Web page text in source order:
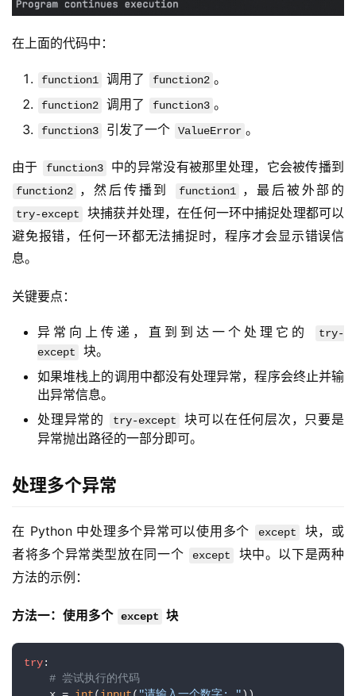
有
企
实
战
目
在上面的代码中：
function1 调用了 function2 。
function2 调用了 function3 。
function3 引发了一个 ValueError 。
由于 function3
function2 ，然后传播到 function1
try-except
块捕获并处理，在任何一环中捕捉处理都可以
避免报错，任何一环都无法捕捉时，程序才会显示错误信
息。
关键要点：
异常向上传递，直到到达一个处理它的
try-
except
块。
如果堆栈上的调用中都没有处理异常，程序会终止并输
出异常信息。
处理异常的
try-except
块可以在任何层次，只要是
异常抛出路径的一部分即可。
处理多个异常
在 Python 中处理多个异常可以使用多个 except
块，或
者将多个异常类型放在同一个
except
块中。以下是两种
方法的示例：
方法一：使用多个 except 块
try:
# 尝试执行的代码